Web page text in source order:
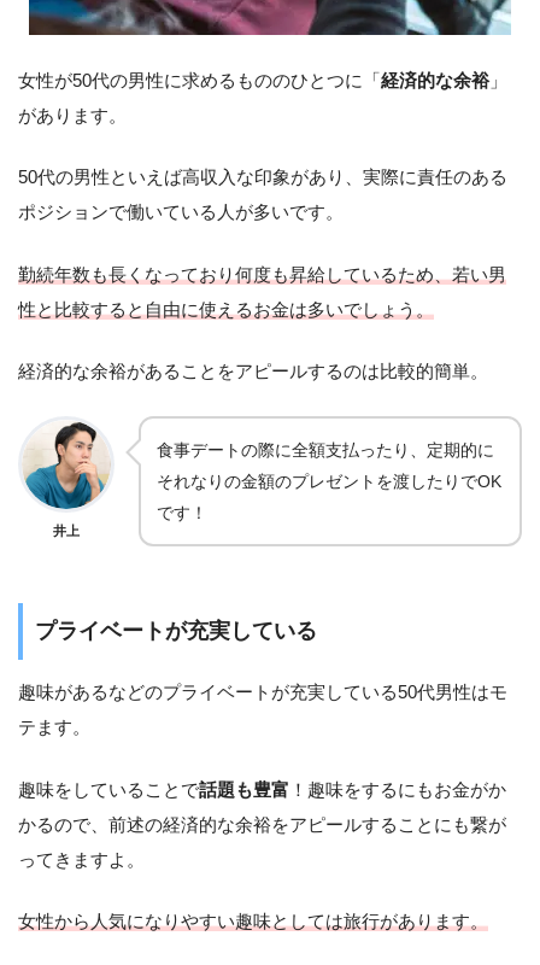
女性が50代の男性に求めるもののひとつに「経済的な余裕」
があります。
50代の男性といえば高収入な印象があり、実際に責任のある
ポジションで働いている人が多いです。
勤続年数も長くなっており何度も昇給しているため、若い男
性と比較すると自由に使えるお金は多いでしょう。
経済的な余裕があることをアピールするのは比較的簡単。
井上
食事デートの際に全額支払ったり、定期的に
それなりの金額のプレゼントを渡したりでOK
です！
プライベートが充実している
趣味があるなどのプライベートが充実している50代男性はモ
テます。
趣味をしていることで話題も豊富 ！趣味をするにもお金がか
かるので、前述の経済的な余裕をアピールすることにも繋が
ってきますよ。
女性から人気になりやすい趣味としては旅行があります。